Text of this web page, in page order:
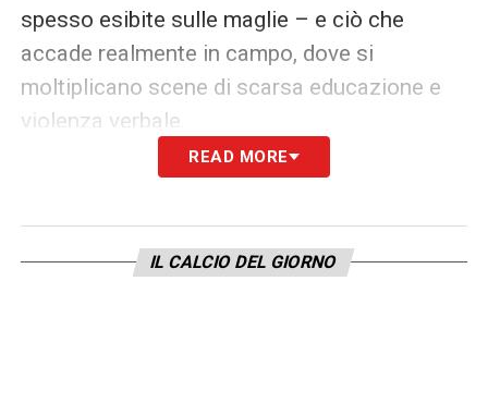
spesso esibite sulle maglie – e ciò che
accade realmente in campo, dove si
moltiplicano scene di scarsa educazione e
violenza verbale.
Secondo il numero uno della Federcalcio, è
reciproco per evitare che il calcio italiano
continui a compromettere la propria
READ MORE
IL CALCIO DEL GIORNO